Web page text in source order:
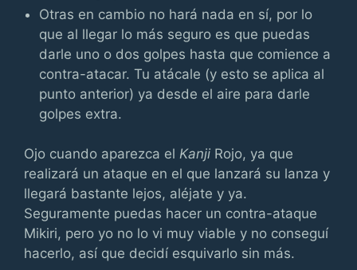
Otras en cambio no hará nada en sí, por lo
que al llegar lo más seguro es que puedas
darle uno o dos golpes hasta que comience a
contra-atacar. Tu atácale (y esto se aplica al
punto anterior) ya desde el aire para darle
golpes extra.
Ojo cuando aparezca el Kanji Rojo, ya que
realizará un ataque en el que lanzará su lanza y
llegará bastante lejos, aléjate y ya.
Seguramente puedas hacer un contra-ataque
Mikiri, pero yo no lo vi muy viable y no conseguí
hacerlo, así que decidí esquivarlo sin más.